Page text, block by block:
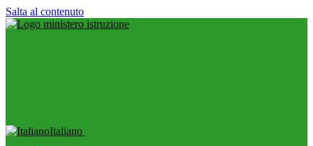
Salta al contenuto
Italiano